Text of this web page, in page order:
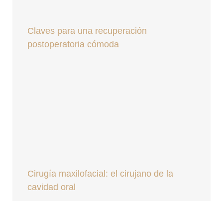
Claves para una recuperación
postoperatoria cómoda
Cirugía maxilofacial: el cirujano de la
cavidad oral